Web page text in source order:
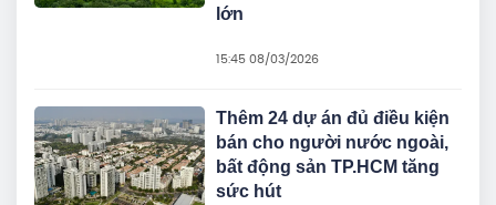
lớn
15:45 08/03/2026
Thêm 24 dự án đủ điều kiện
bán cho người nước ngoài,
bất động sản TP.HCM tăng
sức hút